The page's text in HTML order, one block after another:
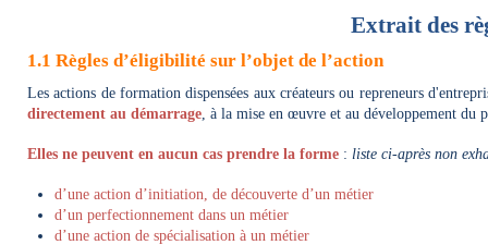
Extrait des
1.1 Règles d’éligibilité sur l’objet de l’action
Les actions de formation dispensées aux créateurs ou repreneurs
directement au démarrage , à la mise en œuvre et au développement
Elles ne peuvent en aucun cas prendre la forme : liste ci-après non
d’une action d’initiation, de découverte d’un métier
d’un perfectionnement dans un métier
d’une action de spécialisation à un métier